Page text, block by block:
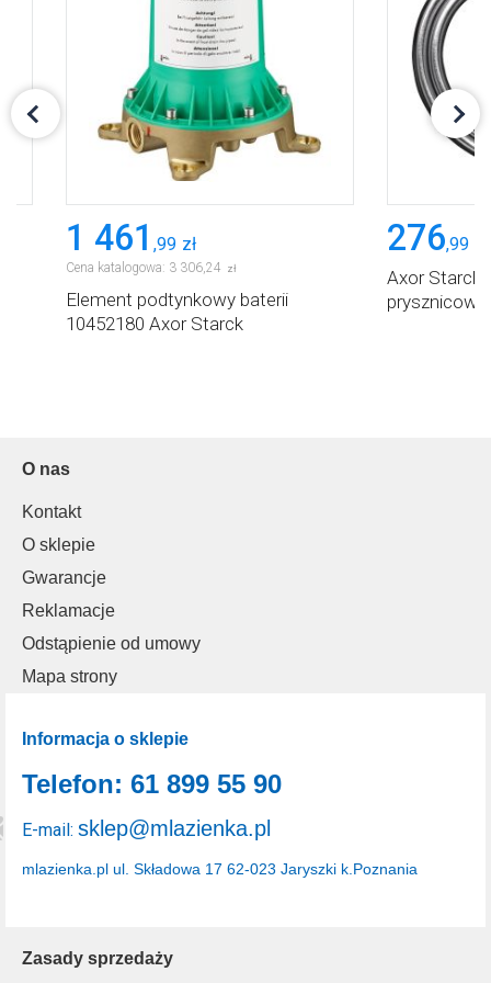
1 461 ,99 zł
Cena katalogowa: 3 306 24 zł
Element podtynkowy baterii
10452180 Axor Starck
276,99
Axor Starck
O nas
Kontakt
O sklepie
Gwarancje
Reklamacje
Odstąpienie od umowy
Mapa strony
Zasady sprzedaży
Informacja o sklepie
mlazienka.pl ul. Składowa 17 62-023 Jaryszki k.Poznania
Telefon: 61 899 55 90
E-mail: sklep@mlazienka.pl